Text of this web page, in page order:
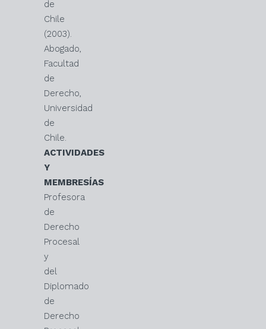
de
Chile
(2003).
Abogado,
Facultad
de
Derecho,
Universidad
de
Chile.
ACTIVIDADES
Y
MEMBRESÍAS
Profesora
de
Derecho
Procesal
y
del
Diplomado
de
Derecho